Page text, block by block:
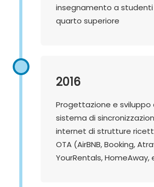
insegnamento a
quarto superiore
2016
Progettazione e sviluppo
sistema di
internet di strutture
OTA (AirBNB, Booking,
YourRentals, HomeAway,